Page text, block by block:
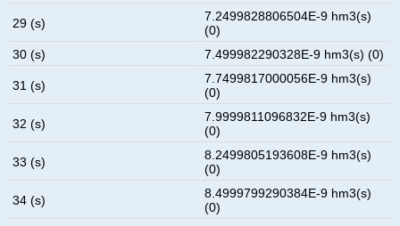
29 (s)
7.2499828806504E-9 hm3(s)
(0)
30 (s)
7.499982290328E-9 hm3(s) (0)
31 (s)
7.7499817000056E-9 hm3(s)
(0)
32 (s)
7.9999811096832E-9 hm3(s)
(0)
33 (s)
8.2499805193608E-9 hm3(s)
(0)
34 (s)
8.4999799290384E-9 hm3(s)
(0)